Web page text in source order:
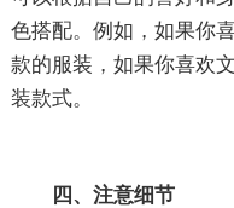
色搭配。例如，如果你
款的服装，如果你喜欢
装款式。
四、注意细节